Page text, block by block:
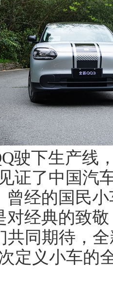
驶下生产线
证了中国汽
曾经的国民
对经典的致
共同期待，
定义小车的